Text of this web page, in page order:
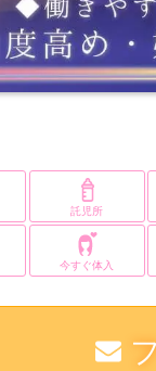
託児所
今すぐ体入